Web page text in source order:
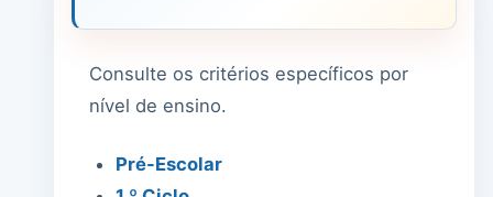
Consulte os critérios específicos por
nível de ensino.
Pré-Escolar